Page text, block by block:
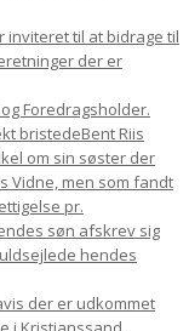
inviteret til at bidrage til
der er
Foredragsholder.
bristedeBent Riis
om sin søster der
Vidne, men som fandt
pr.
søn afskrev sig
hendes
der er udkommet